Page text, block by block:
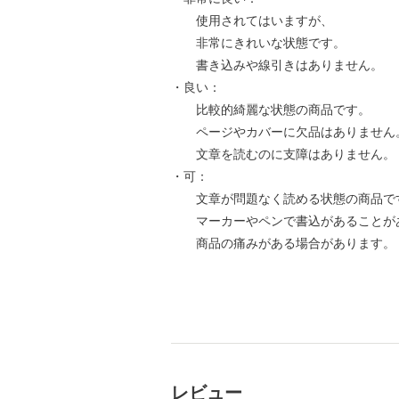
使用されてはいますが、
非常にきれいな状態です。
書き込みや線引きはありません。
・良い：
比較的綺麗な状態の商品です。
ページやカバーに欠品はありません
文章を読むのに支障はありません。
・可：
文章が問題なく読める状態の商品で
マーカーやペンで書込があることが
商品の痛みがある場合があります。
レビュー